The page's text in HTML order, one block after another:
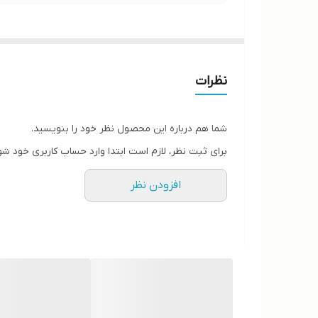
نظرات
شما هم درباره این محصول نظر خود را بنویسید.
برای ثبت نظر، لازم است ابتدا وارد حساب کاربری خود
افزودن نظر